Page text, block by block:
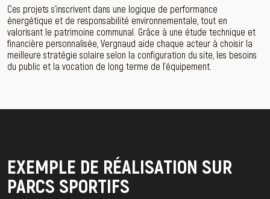
Ces projets s’inscrivent dans une logique de performance
énergétique et de responsabilité environnementale, tout en
valorisant le patrimoine communal. Grâce à une étude technique et
financière personnalisée, Vergnaud aide chaque acteur à choisir la
meilleure stratégie solaire selon la configuration du site, les besoins
du public et la vocation de long terme de l’équipement.
EXEMPLE DE RÉALISATION SUR
PARCS SPORTIFS